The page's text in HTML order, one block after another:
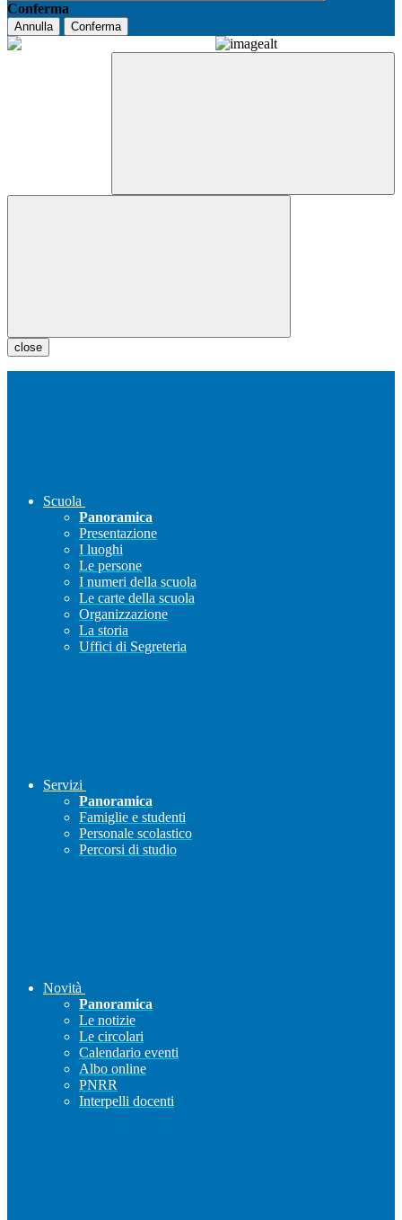
Conferma
Annulla Conferma
close
Scuola
Panoramica
Presentazione
I luoghi
Le persone
I numeri della scuola
Le carte della scuola
Organizzazione
La storia
Uffici di Segreteria
Servizi
Panoramica
Famiglie e studenti
Personale scolastico
Percorsi di studio
Novità
Panoramica
Le notizie
Le circolari
Calendario eventi
Albo online
PNRR
Interpelli docenti